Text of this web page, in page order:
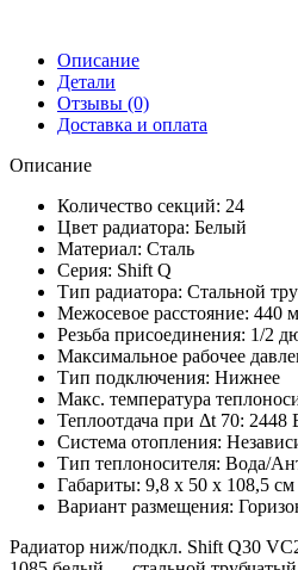
Описание
Детали
Отзывы (0)
Доставка и оплата
Описание
Количество секций: 24
Цвет радиатора: Белый
Материал: Сталь
Серия: Shift Q
Тип радиатора: Стальной
Межосевое расстояние: 440
Резьба присоединения: 1/2
Максимальное рабочее
Тип подключения: Нижнее
Макс. температура
Теплоотдача при Δt 70: 2448
Система отопления:
Тип теплоносителя: Вода/
Габариты: 9,8 x 50 x 108,5 см
Вариант размещения:
Радиатор ниж/подкл. Shift Q30